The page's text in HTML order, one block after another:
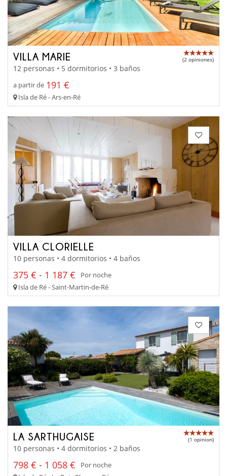
VILLA MARIE (2 opiniones)
12 personas • 5 dormitorios • 3 baños
a partir de 191 €
Isla de Ré - Ars-en-Ré
VILLA CLORIELLE
10 personas • 4 dormitorios • 4 baños
375 € - 1 187 €
Por noche
Isla de Ré - Saint-Martin-de-Ré
LA SARTHUGAISE (1 opinion)
10 personas • 4 dormitorios • 2 baños
798 € - 1 058 €
Por noche